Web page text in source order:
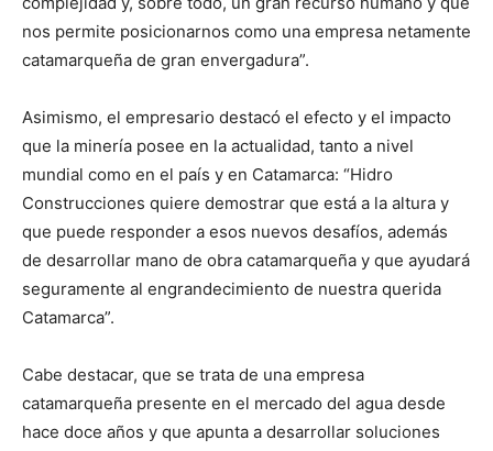
nos permite posicionarnos como una empresa netamente
catamarqueña de gran envergadura”.
Asimismo, el empresario destacó el efecto y el impacto
que la minería posee en la actualidad, tanto a nivel
mundial como en el país y en Catamarca: “Hidro
Construcciones quiere demostrar que está a la altura y
que puede responder a esos nuevos desafíos, además
de desarrollar mano de obra catamarqueña y que ayudará
seguramente al engrandecimiento de nuestra querida
Catamarca”.
Cabe destacar, que se trata de una empresa
catamarqueña presente en el mercado del agua desde
hace doce años y que apunta a desarrollar soluciones